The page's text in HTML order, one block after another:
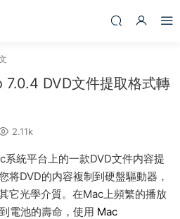
DVD文件提取格式轉
2.11k
系統平台上的一款DVD文件内容提
将DVD的内容複制到硬盤驅動器，
它光學介質。在Mac上頻繁的播放
電池的壽命，使用 Mac